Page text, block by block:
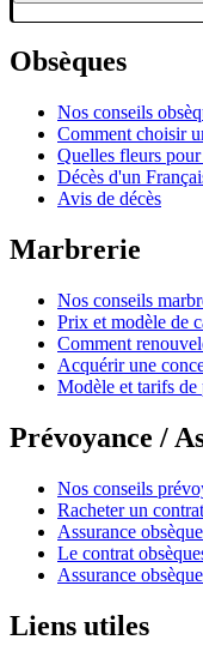
Obsèques
Nos conseils
Comment choisir
Quelles fleurs
Décès d'un
Avis de décès
Marbrerie
Nos conseils
Prix et modèle de
Comment
Acquérir une
Modèle et tarifs de
Prévoyance /
Nos conseils
Racheter un
Assurance
Le contrat
Assurance
Liens utiles